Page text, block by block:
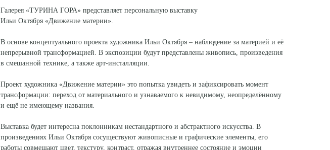
Галерея «ТУРИНА ГОРА» представляет персональную выставку
Ильи Октября «Движение материи».
‎В основе концептуального проекта художника Ильи Октября – наблюдение за материей и её
непрерывной трансформацией. В экспозиции будут представлены живопись, произведения
в смешанной технике, а также арт-инсталляции.
‎Проект художника «Движение материи» это попытка увидеть и зафиксировать момент
трансформации: переход от материального и узнаваемого к невидимому, неопределённому
и ещё не имеющему названия.
‎Выставка будет интересна поклонникам нестандартного и абстрактного искусства. В
произведениях Ильи Октября сосуществуют живописные и графические элементы, его
работы совмещают цвет, текстуру, контраст, отражая внутреннее состояние и эмоции